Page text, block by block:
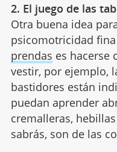
2. El juego de las
Otra buena idea
psicomotricidad
prendas es hacerse
vestir, por ejemplo,
bastidores están
puedan aprender
cremalleras,
sabrás, son de las